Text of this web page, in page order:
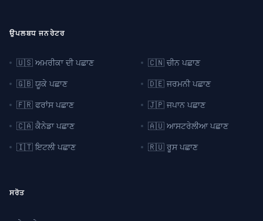
ਉਪਲਬਧ ਜਨਰੇਟਰ
🇺🇸 ਅਮਰੀਕਾ ਦੀ ਪਛਾਣ 🇨🇳 ਚੀਨ ਪਛਾਣ
🇬🇧 ਯੂਕੇ ਪਛਾਣ 🇩🇪 ਜਰਮਨੀ ਪਛਾਣ
🇫🇷 ਫਰਾਂਸ ਪਛਾਣ 🇯🇵 ਜਪਾਨ ਪਛਾਣ
🇨🇦 ਕੈਨੇਡਾ ਪਛਾਣ 🇦🇺 ਆਸਟਰੇਲੀਆ ਪਛਾਣ
🇮🇹 ਇਟਲੀ ਪਛਾਣ 🇷🇺 ਰੂਸ ਪਛਾਣ
ਸਰੋਤ